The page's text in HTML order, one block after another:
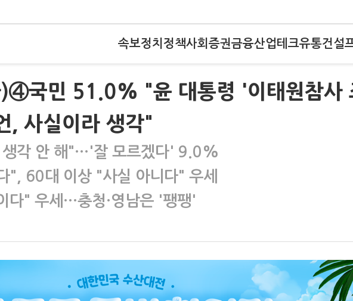
속보정치 정책사회 증권금융산업테크유통건설
)④국민 51.0% "윤 대통령 '이태원참사
, 사실이라 생각"
각 안 해"…'잘 모르겠다' 9.0%
", 60대 이상 "사실 아니다" 우세
다" 우세…충청·영남은 '팽팽'